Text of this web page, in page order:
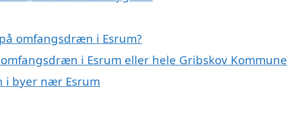
omfangsdræn i Esrum?
i Esrum eller hele Gribskov Kommune
i byer nær Esrum